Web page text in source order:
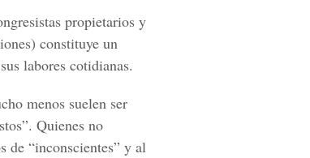
propietarios y
constituye un
labores cotidianas.
menos suelen ser
Quienes no
de “inconscientes” y al